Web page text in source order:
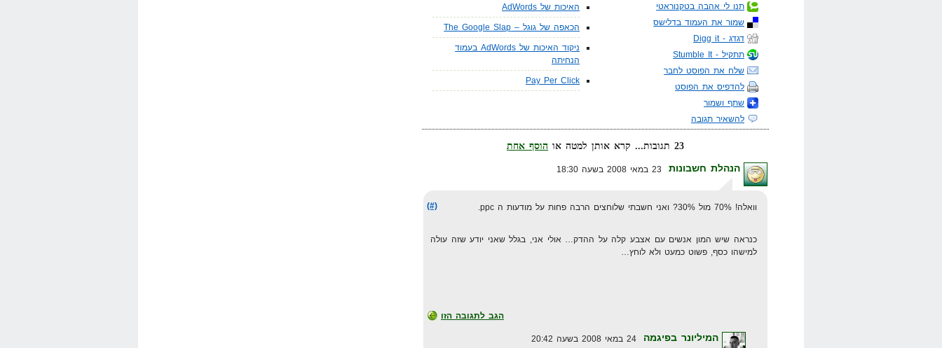
האיכות של AdWords
הכאפה של גוגל – The Google Slap
ניקוד האיכות של AdWords בעמוד
הנחיתה
Pay Per Click
תנו לי אהבה בטקנוראטי
שמור את העמוד בדלישס
דגדג - Digg it
תתקיל - Stumble It
שלח את הפוסט לחבר
להדפיס את הפוסט
שתף ושמור
להשאיר תגובה
23 תגובות... קרא אותן למטה או
הוסף אחת
הנהלת חשבונות23 במאי 2008 בשעה 18:30
(#) וואלה! 70% מול 30%? ואני חשבתי שלוחצים הרבה פחות על מודעות ה ppc.
כנראה שיש המון אנשים עם אצבע קלה על ההדק… אולי אני, בגלל שאני יודע שזה עולה
למישהו כסף, פשוט כמעט ולא לוחץ…
הגב לתגובה הזו
המיליונר בפיגמה